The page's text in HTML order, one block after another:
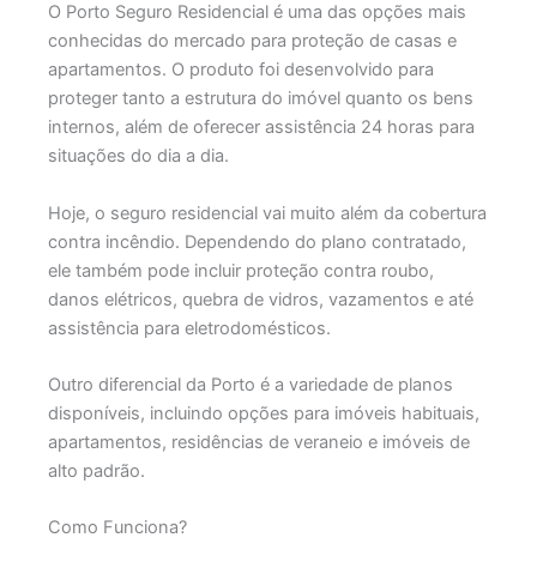
O Porto Seguro Residencial é uma das opções mais
conhecidas do mercado para proteção de casas e
apartamentos. O produto foi desenvolvido para
proteger tanto a estrutura do imóvel quanto os bens
internos, além de oferecer assistência 24 horas para
situações do dia a dia.
Hoje, o seguro residencial vai muito além da cobertura
contra incêndio. Dependendo do plano contratado,
ele também pode incluir proteção contra roubo,
danos elétricos, quebra de vidros, vazamentos e até
assistência para eletrodomésticos.
Outro diferencial da Porto é a variedade de planos
disponíveis, incluindo opções para imóveis habituais,
apartamentos, residências de veraneio e imóveis de
alto padrão.
Como Funciona?